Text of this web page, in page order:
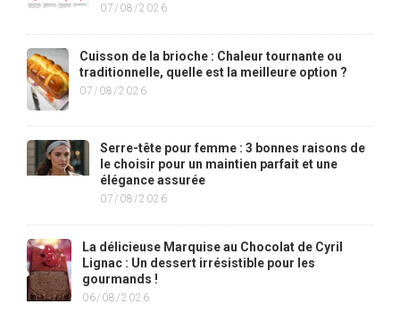
07/08/2026
Cuisson de la brioche : Chaleur tournante ou
traditionnelle, quelle est la meilleure option ?
07/08/2026
Serre-tête pour femme : 3 bonnes raisons de
le choisir pour un maintien parfait et une
élégance assurée
07/08/2026
La délicieuse Marquise au Chocolat de Cyril
Lignac : Un dessert irrésistible pour les
gourmands !
06/08/2026